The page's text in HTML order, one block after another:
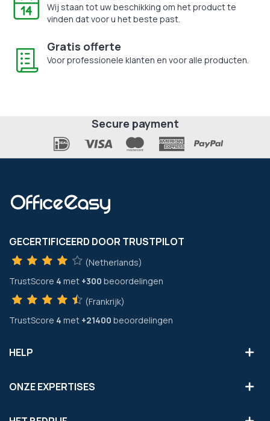
Wij staan tot uw beschikking om het product te
vinden dat voor u het beste past.
Gratis offerte
Voor professionele klanten en voor alle producten.
Secure payment
GECERTIFICEERD DOOR TRUSTPILOT
(Netherlands)
TrustScore 4 met +300 beoordelingen
(Frankrijk)
TrustScore 4 met +21400 beoordelingen
HELP
ONZE EXPERTISES